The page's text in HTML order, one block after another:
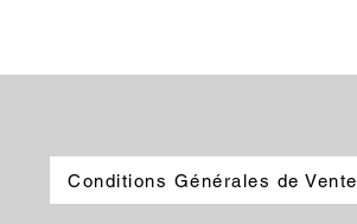
Conditions Générales de Vente